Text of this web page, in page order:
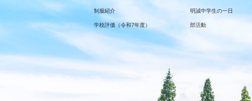
制服紹介
学校評価（令和7年度）
明誠中学生の一日
部活動